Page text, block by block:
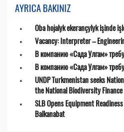
AYRICA BAKINIZ
Oba hojalyk ekerançylyk işinde
Vacancy: Interpreter –
В компанию «Сада Улгам»
В компанию «Сада Улгам»
UNDP Turkmenistan seeks
the National Biodiversity Finance
SLB Opens Equipment
Balkanabat